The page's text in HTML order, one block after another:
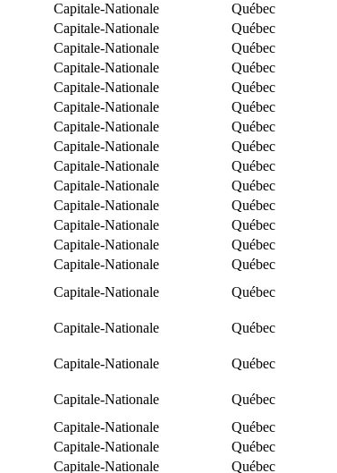
Capitale-Nationale
Québec
Capitale-Nationale
Québec
Capitale-Nationale
Québec
Capitale-Nationale
Québec
Capitale-Nationale
Québec
Capitale-Nationale
Québec
Capitale-Nationale
Québec
Capitale-Nationale
Québec
Capitale-Nationale
Québec
Capitale-Nationale
Québec
Capitale-Nationale
Québec
Capitale-Nationale
Québec
Capitale-Nationale
Québec
Capitale-Nationale
Québec
Capitale-Nationale
Québec
Capitale-Nationale
Québec
Capitale-Nationale
Québec
Capitale-Nationale
Québec
Capitale-Nationale
Québec
Capitale-Nationale
Québec
Capitale-Nationale Québec